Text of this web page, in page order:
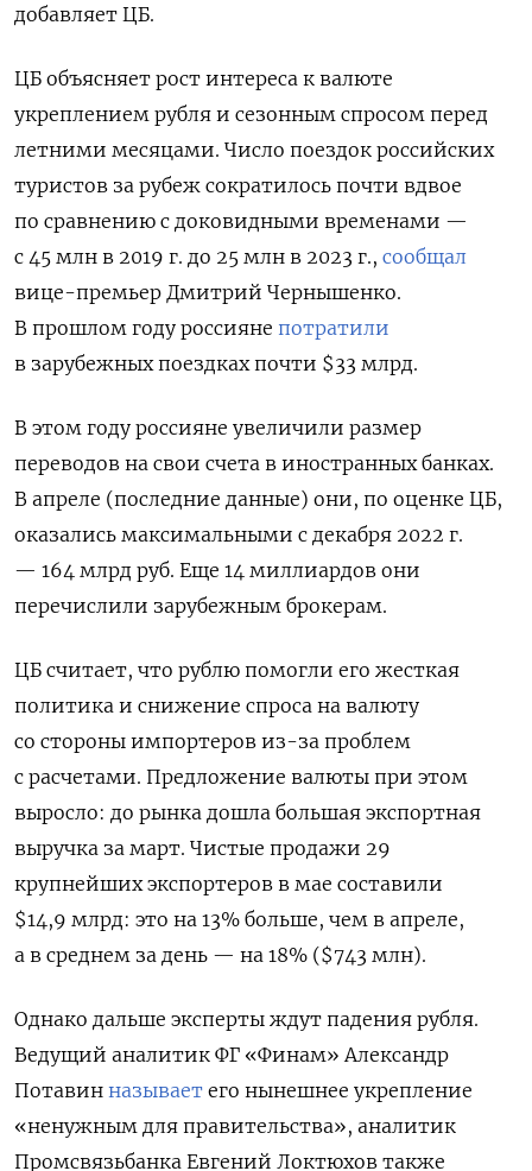
добавляет ЦБ.
ЦБ объясняет рост интереса к валюте
укреплением рубля и сезонным спросом перед
летними месяцами. Число поездок российских
туристов за рубеж сократилось почти вдвое
по сравнению с доковидными временами —
с 45 млн в 2019 г. до 25 млн в 2023 г., сообщал
вице-премьер Дмитрий Чернышенко.
В прошлом году россияне потратили
в зарубежных поездках почти $33 млрд.
В этом году россияне увеличили размер
переводов на свои счета в иностранных банках.
В апреле (последние данные) они, по оценке ЦБ,
оказались максимальными с декабря 2022 г.
— 164 млрд руб. Еще 14 миллиардов они
перечислили зарубежным брокерам.
ЦБ считает, что рублю помогли его жесткая
политика и снижение спроса на валюту
со стороны импортеров из-за проблем
с расчетами. Предложение валюты при этом
выросло: до рынка дошла большая экспортная
выручка за март. Чистые продажи 29
крупнейших экспортеров в мае составили
$14,9 млрд: это на 13% больше, чем в апреле,
а в среднем за день — на 18% ($743 млн).
Однако дальше эксперты ждут падения рубля.
Ведущий аналитик ФГ «Финам» Александр
Потавин называет его нынешнее укрепление
«ненужным для правительства», аналитик
Промсвязьбанка Евгений Локтюхов также